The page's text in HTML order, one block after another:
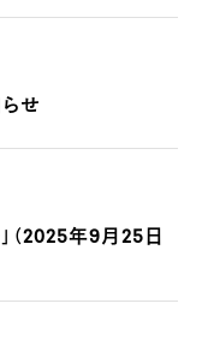
せ
（2025年9月25日